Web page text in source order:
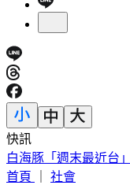
快訊
快訊／台中神岡死亡
首頁
社會